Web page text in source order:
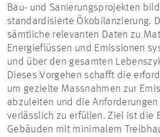
Bau- und Sanierungsprojekten
standardisierte Ökobilanzierung.
sämtliche relevanten Daten zu
Energieflüssen und Emissionen
und über den gesamten
Dieses Vorgehen schafft die
um gezielte Massnahmen zur
abzuleiten und die
verlässlich zu erfüllen. Ziel ist die
Gebäuden mit minimalem